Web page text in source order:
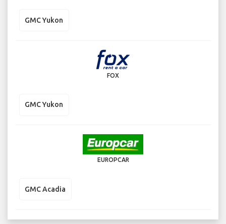
GMC Yukon
FOX
GMC Yukon
EUROPCAR
GMC Acadia